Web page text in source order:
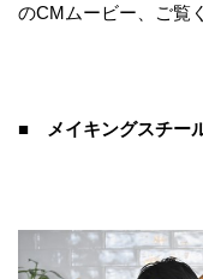
のCMムービー、ご覧
■ メイキングスチー